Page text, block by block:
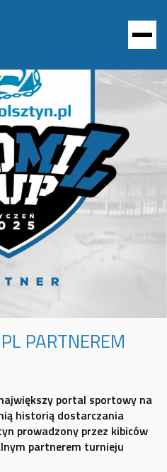
PARTNEREM
portal sportowy na
historią dostarczania
prowadzony przez kibiców
partnerem turnieju